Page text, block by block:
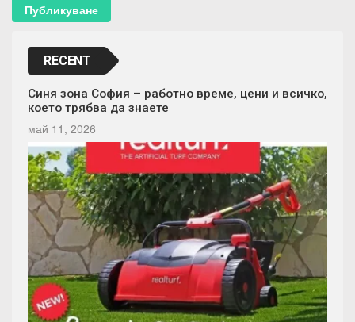
RECENT
Синя зона София – работно време, цени и всичко,
което трябва да знаете
май 11, 2026